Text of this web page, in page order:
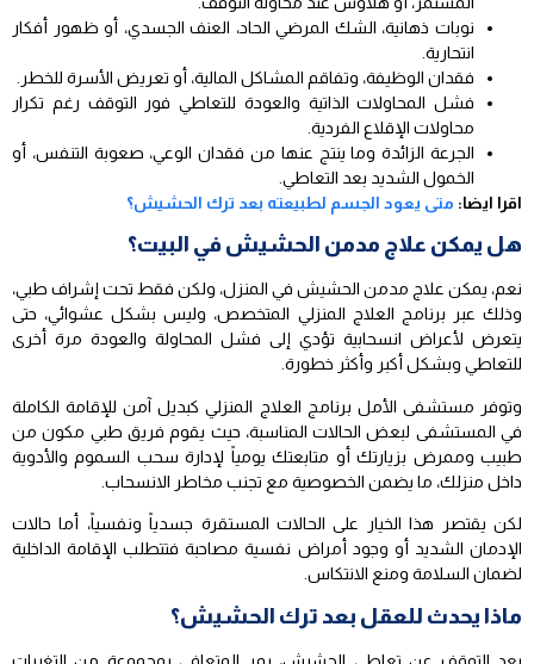
نوبات ذهانية، الشك المرضي الحاد، العنف الجسدي، أو ظهور أفكار
انتحارية.
فقدان الوظيفة، وتفاقم المشاكل المالية، أو تعريض الأسرة للخطر.
فشل المحاولات الذاتية والعودة للتعاطي فور التوقف رغم تكرار
محاولات الإقلاع الفردية.
الجرعة الزائدة وما ينتج عنها من فقدان الوعي، صعوبة التنفس، أو
الخمول الشديد بعد التعاطي.
اقرا ايضا: متى يعود الجسم لطبيعته بعد ترك الحشيش؟
هل يمكن علاج مدمن الحشيش في البيت؟
نعم، يمكن علاج مدمن الحشيش في المنزل، ولكن فقط تحت إشراف طبي،
وذلك عبر برنامج العلاج المنزلي المتخصص، وليس بشكل عشوائي، حتى
يتعرض لأعراض انسحابية تؤدي إلى فشل المحاولة والعودة مرة أخرى
للتعاطي وبشكل أكبر وأكثر خطورة.
وتوفر مستشفى الأمل برنامج العلاج المنزلي كبديل آمن للإقامة الكاملة
في المستشفى لبعض الحالات المناسبة، حيث يقوم فريق طبي مكون من
طبيب وممرض بزيارتك أو متابعتك يومياً لإدارة سحب السموم والأدوية
داخل منزلك، ما يضمن الخصوصية مع تجنب مخاطر الانسحاب.
لكن يقتصر هذا الخيار على الحالات المستقرة جسدياً ونفسياً، أما حالات
الإدمان الشديد أو وجود أمراض نفسية مصاحبة فتتطلب الإقامة الداخلية
لضمان السلامة ومنع الانتكاس.
ماذا يحدث للعقل بعد ترك الحشيش؟
بعد التوقف عن تعاطي الحشيش، يمر المتعافي بمجموعة من التغيرات